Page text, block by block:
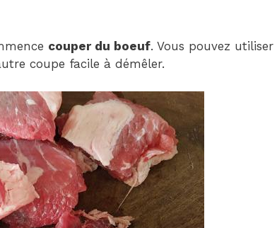
couper du boeuf. Vous pouvez utiliser
coupe facile à démêler.